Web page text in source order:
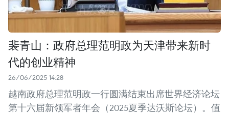
裴青山：政府总理范明政为天津带来新时
代的创业精神
26/06/2025 14:28
越南政府总理范明政一行圆满结束出席世界经济论坛
第十六届新领军者年会（2025夏季达沃斯论坛）。值